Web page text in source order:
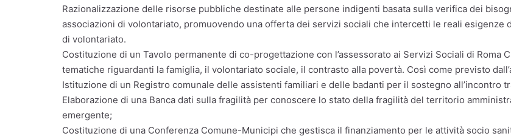
Razionalizzazione delle risorse pubbliche destinate alle persone indigenti basata sulla verifica dei
associazioni di volontariato, promuovendo una offerta dei servizi sociali che intercetti le reali
di volontariato.
Costituzione di un Tavolo permanente di co-progettazione con l’assessorato ai Servizi Sociali di Roma
tematiche riguardanti la famiglia, il volontariato sociale, il contrasto alla povertà. Così come previsto
Istituzione di un Registro comunale delle assistenti familiari e delle badanti per il sostegno all’incontro
Elaborazione di una Banca dati sulla fragilità per conoscere lo stato della fragilità del territorio
emergente;
Costituzione di una Conferenza Comune-Municipi che gestisca il finanziamento per le attività socio